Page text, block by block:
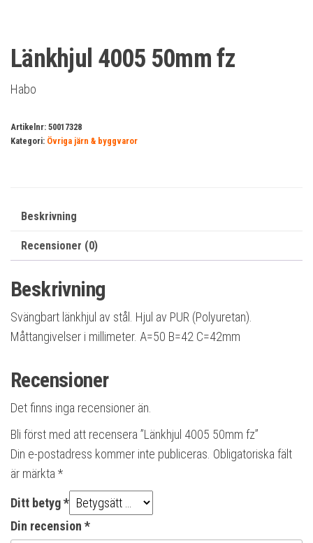
Länkhjul 4005 50mm fz
Habo
Artikelnr: 50017328
Kategori: Övriga järn & byggvaror
Beskrivning
Recensioner (0)
Beskrivning
Svängbart länkhjul av stål. Hjul av PUR (Polyuretan).
Måttangivelser i millimeter. A=50 B=42 C=42mm
Recensioner
Det finns inga recensioner än.
Bli först med att recensera ”Länkhjul 4005 50mm fz”
Din e-postadress kommer inte publiceras. Obligatoriska fält
är märkta *
Ditt betyg*
Din recension *